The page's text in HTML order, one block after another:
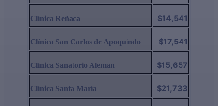
Clínica Reñaca $14,541
Clínica San Carlos de Apoquindo $17,541
Clínica Sanatorio Aleman $15,657
Clínica Santa María $21,733